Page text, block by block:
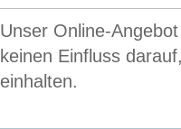
Unser Online-
keinen Einfluss
einhalten.